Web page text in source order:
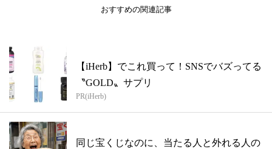
おすすめの関連記事
【iHerb】でこれ買って！SNSでバズってる
〝GOLD〟サプリ
PR(iHerb)
同じ宝くじなのに、当たる人と外れる人の